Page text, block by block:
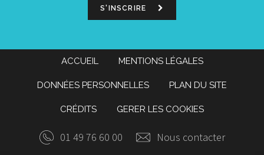
S'INSCRIRE
ACCUEIL MENTIONS LÉGALES
DONNÉES PERSONNELLES PLAN DU SITE
CRÉDITS GERER LES COOKIES
01 49 76 60 00 Nous contacter